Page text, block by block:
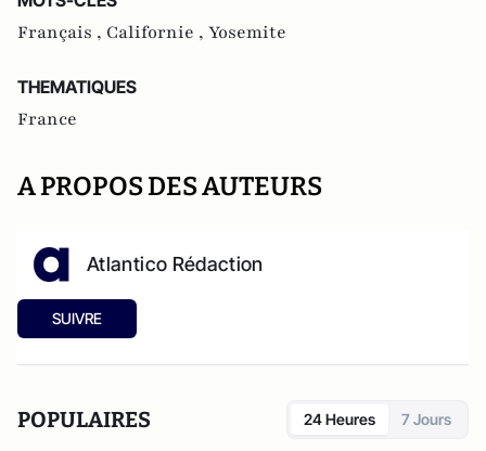
Français , Californie , Yosemite
THEMATIQUES
France
A PROPOS DES AUTEURS
Atlantico Rédaction
SUIVRE
POPULAIRES 24 Heures 7 Jours